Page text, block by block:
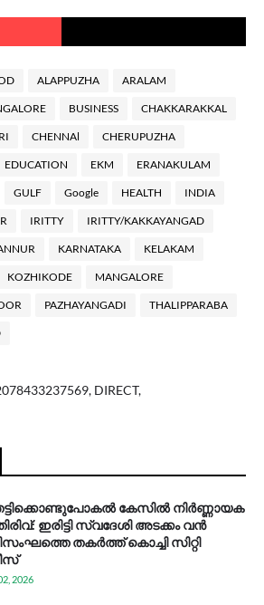
ALAPPUZHA ARALAM
BUSINESS CHAKKARAKKAL
CHENNAl CHERUPUZHA
EDUCATION EKM ERANAKULAM
GULF Google HEALTH INDIA
IRITTY IRITTY/KAKKAYANGAD
KARNATAKA KELAKAM
KOZHIKODE MANGALORE
PAZHAYANGADI THALIPPARABA
DIRECT,
കേസിൽ നിർണ്ണായക
ഇരിട്ടി സ്വദേശി അടക്കം വൻ
തകർത്ത് കൊച്ചി സിറ്റി
2026